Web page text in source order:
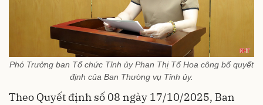
Phó Trưởng ban Tổ chức Tỉnh ủy Phan Thị Tố Hoa công bố quyết
định của Ban Thường vụ Tỉnh ủy.
Theo Quyết định số 08 ngày 17/10/2025, Ban